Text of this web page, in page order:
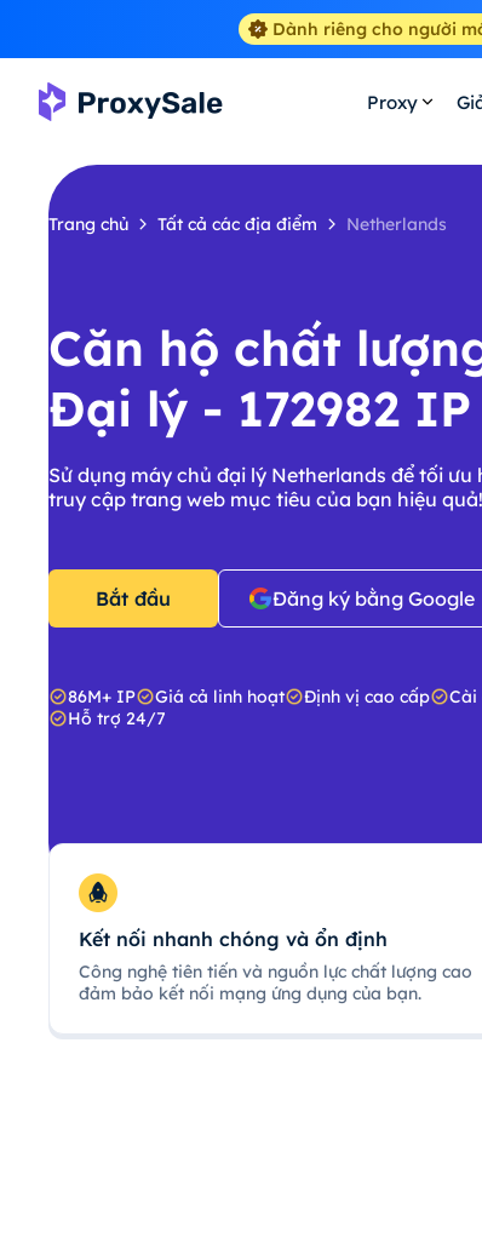
Dành riêng cho người
Proxy
Trang chủ Tất cả các địa điểm Netherlands
Căn hộ chất
Đại lý - 172982 IP
Sử dụng máy chủ đại lý Netherlands để tối
truy cập trang web mục tiêu của bạn hiệu quả!
Bắt đầu Đăng ký bằng Google
86M+ IP Giá cả linh hoạt Định vị cao cấp
Cài
Hỗ trợ 24/7
Kết nối nhanh chóng và ổn định
Công nghệ tiên tiến và nguồn lực chất lượng cao
đảm bảo kết nối mạng ứng dụng của bạn.